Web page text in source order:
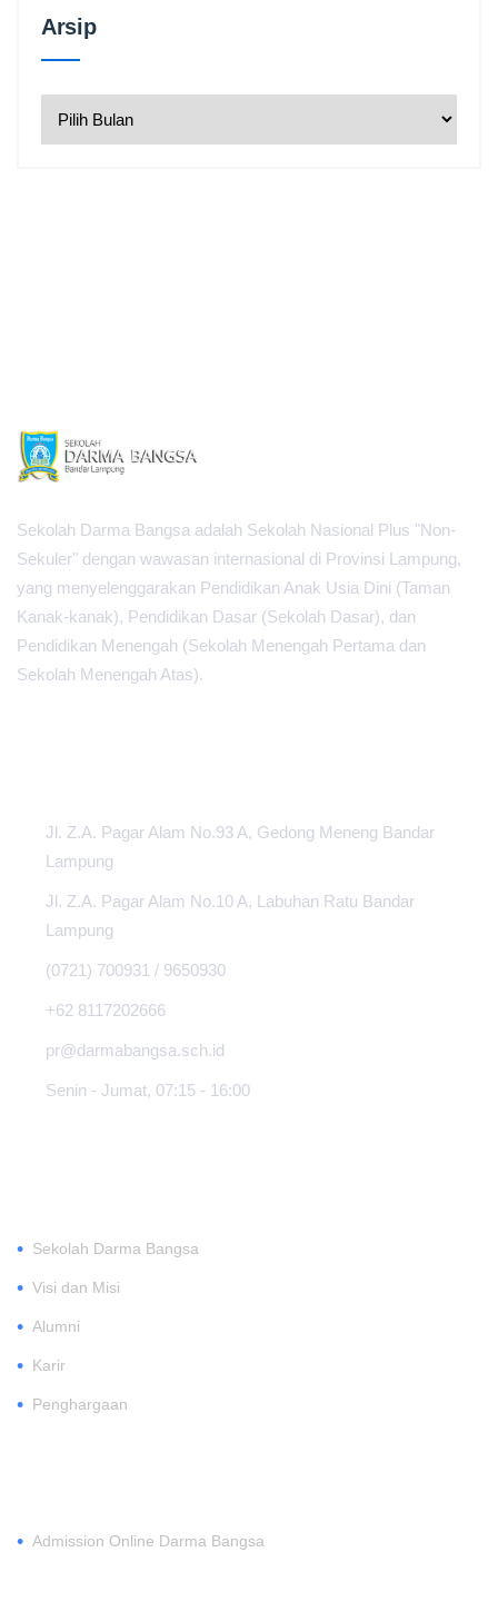
ArsipArsip
Sekolah Darma Bangsa adalah Sekolah Nasional Plus "Non-
Sekuler" dengan wawasan internasional di Provinsi Lampung,
yang menyelenggarakan Pendidikan Anak Usia Dini (Taman
Kanak-kanak), Pendidikan Dasar (Sekolah Dasar), dan
Pendidikan Menengah (Sekolah Menengah Pertama dan
Sekolah Menengah Atas).
Jl. Z.A. Pagar Alam No.93 A, Gedong Meneng Bandar
Lampung
Jl. Z.A. Pagar Alam No.10 A, Labuhan Ratu Bandar
Lampung
(0721) 700931 / 9650930
+62 8117202666
pr@darmabangsa.sch.id
Senin - Jumat, 07:15 - 16:00
• Sekolah Darma Bangsa
• Visi dan Misi
• Alumni
• Karir
• Penghargaan
• Admission Online Darma Bangsa